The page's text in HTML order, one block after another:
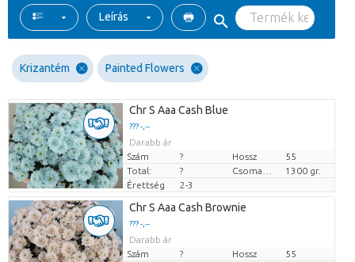
Leírás
Krizantém Painted Flowers
Chr S Aaa Cash Blue
??? -,--
Darabb ár
Szám
? Hossz
55
Total:
?
1300 gr.
Érettség
2-3
Chr S Aaa Cash Brownie
??? -,--
Darabb ár
Szám
? Hossz
55